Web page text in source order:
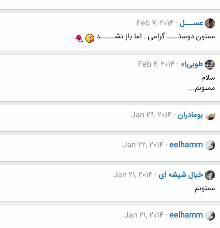
عســـل Feb 7, 2014
ممنون دوستــــ گرامی . اما باز نشـــــد
طوبی01
Feb 6, 2014
سلام
ممنونم....
بومادران Jan 29, 2014
eelhamm
Jan 22, 2014
خیال شیشه ای Jan 21, 2014
ممنونم
eelhamm
Jan 21, 2014